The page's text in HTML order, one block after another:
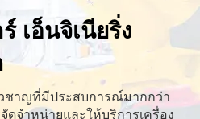
เอ็นจิเนียริ่ง
ชาญที่มีประสบการณ์มากกว่า
ดจำหน่ายและให้บริการเครื่อง